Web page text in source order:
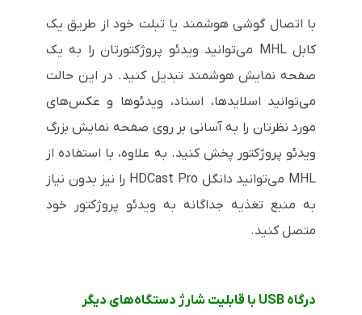
با اتصال گوشی هوشمند یا تبلت خود از طریق یک
کابل MHL می‌توانید ویدئو پروژکتورتان را به یک
صفحه نمایش هوشمند تبدیل کنید. در این حالت
می‌توانید اسلایدها، اسناد، ویدئوها و عکس‌های
مورد نظرتان را به آسانی بر روی صفحه نمایش بزرگ
ویدئو پروژکتور پخش کنید. به علاوه، با استفاده از
MHL می‌توانید دانگل HDCast Pro را نیز بدون نیاز
به منبع تغذیه جداگانه به ویدئو پروژکتور خود
متصل کنید.
درگاه USB با قابلیت شارژ دستگاه‌های دیگر